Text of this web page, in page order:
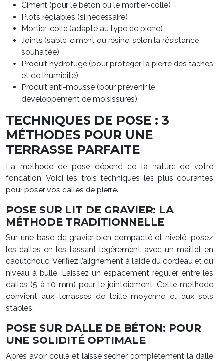
Ciment (pour le béton ou le mortier-colle)
Plots réglables (si nécessaire)
Mortier-colle (adapté au type de pierre)
Joints (sable, ciment ou résine, selon la résistance
souhaitée)
Produit hydrofuge (pour protéger la pierre des taches
et de l’humidité)
Produit anti-mousse (pour prévenir le
développement de moisissures)
TECHNIQUES DE POSE : 3
MÉTHODES POUR UNE
TERRASSE PARFAITE
La méthode de pose dépend de la nature de votre
fondation. Voici les trois techniques les plus courantes
pour poser vos dalles de pierre.
POSE SUR LIT DE GRAVIER: LA
MÉTHODE TRADITIONNELLE
Sur une base de gravier bien compacté et nivelé, posez
les dalles en les tassant légèrement avec un maillet en
caoutchouc. Vérifiez l’alignement à l’aide du cordeau et du
niveau à bulle. Laissez un espacement régulier entre les
dalles (5 à 10 mm) pour le jointoiement. Cette méthode
convient aux terrasses de taille moyenne et aux sols
stables.
POSE SUR DALLE DE BÉTON: POUR
UNE SOLIDITÉ OPTIMALE
Après avoir coulé et laissé sécher complètement la dalle